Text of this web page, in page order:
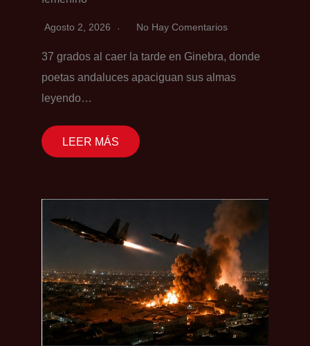
Agosto 2, 2026 No Hay Comentarios
37 grados al caer la tarde en Ginebra, donde
poetas andaluces apaciguan sus almas
leyendo…
LEER MÁS